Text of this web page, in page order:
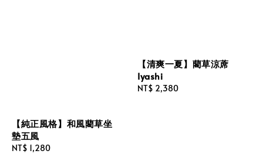
【純正風格】和風藺草坐
墊五風
Regular
NT$ 1,280
【清爽一夏】藺草涼蓆
Iyashi
Regular
NT$ 2,380